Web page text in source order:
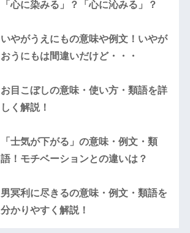
「心に染みる」？「心に沁みる」？
いやがうえにもの意味や例文！いやが
おうにもは間違いだけど・・・
お目こぼしの意味・使い方・類語を詳
しく解説！
「士気が下がる」の意味・例文・類
語！モチベーションとの違いは？
男冥利に尽きるの意味・例文・類語を
分かりやすく解説！